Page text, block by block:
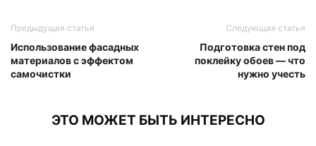
Предыдущая статья
Использование фасадных
материалов с эффектом
самочистки
Следующая статья
Подготовка стен под
поклейку обоев — что
нужно учесть
ЭТО МОЖЕТ БЫТЬ ИНТЕРЕСНО